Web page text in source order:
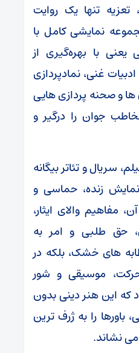
تنها یک روایت
نمایشی کامل با
یعنی با بهره‌گیری از
غنی، نمادپردازی
ها و صحنه پردازی هایی
جوان را درگیر و
سریال و تئاتر بیگانه
زنده، حماسی و
مفاهیم والای ایثار،
حق طلبی و امر به
های خشک، بلکه در
موسیقی و شور
این هنر دینی بدون
را به ژرف ترین
نشاند.